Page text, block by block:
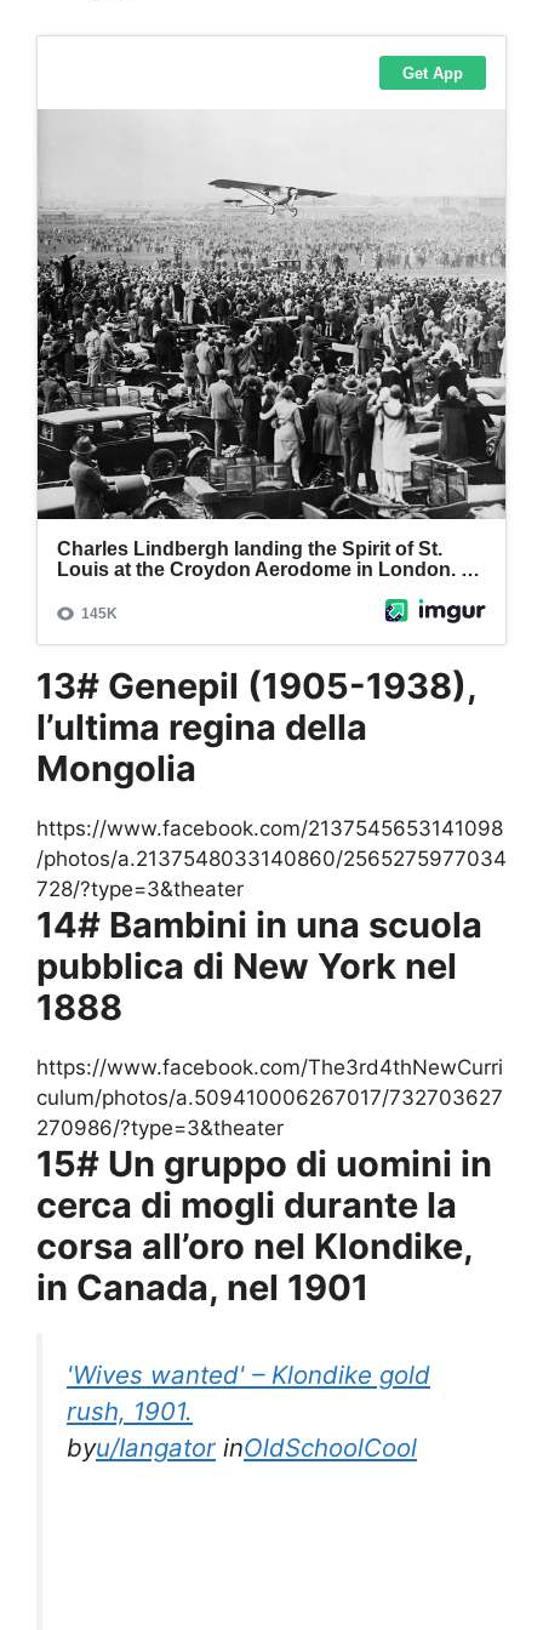
13# Genepil (1905-1938),
l’ultima regina della
Mongolia
https://www.facebook.com/2137545653141098
/photos/a.2137548033140860/2565275977034
728/?type=3&theater
14# Bambini in una scuola
pubblica di New York nel
1888
https://www.facebook.com/The3rd4thNewCurri
culum/photos/a.509410006267017/732703627
270986/?type=3&theater
15# Un gruppo di uomini in
cerca di mogli durante la
corsa all’oro nel Klondike,
in Canada, nel 1901
'Wives wanted' – Klondike gold
rush, 1901.
byu/Iangator inOldSchoolCool